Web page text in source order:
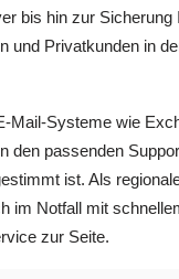
bis hin zur Sicherung
und Privatkunden in
Mail-Systeme wie
den passenden
ist. Als
im Notfall mit
zur Seite.